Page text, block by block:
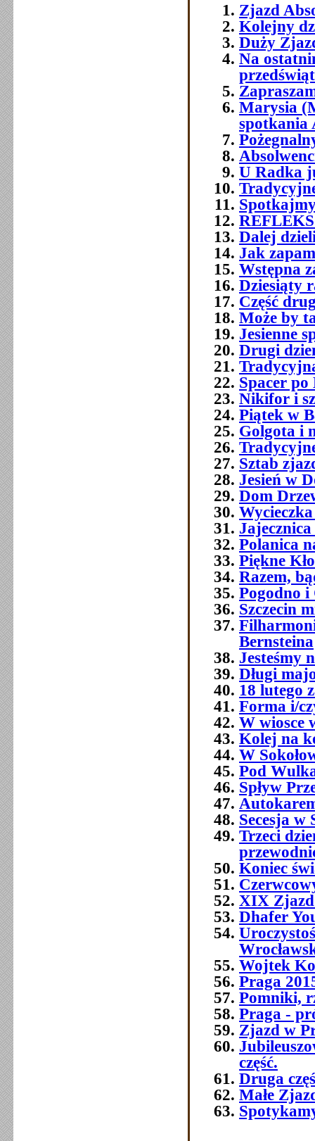
Zjazd
Kolejny
Duży
Na
Marysia
spotkania
U Radka
Dalej
Jak
Wstępna
Dziesiąty
Część
Może by
Jesienne
Drugi
Spacer po
Nikifor i
Piątek w
Golgota i
Sztab
Jesień w
Dom
Polanica
Piękne
Razem,
Pogodno
Szczecin
Bernsteina
Jesteśmy
Długi
18 lutego
Forma i/
W wiosce
Kolej na
W
Pod
Spływ
Secesja w
Trzeci
Koniec
XIX Zjazd
Dhafer
Wojtek
Praga
Pomniki,
Praga -
Zjazd w
część.
Druga
Małe